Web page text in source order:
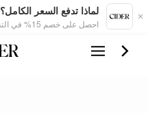
لماذا تدفع السعر الكامل؟
احصل على خصم 15% في التطبيق